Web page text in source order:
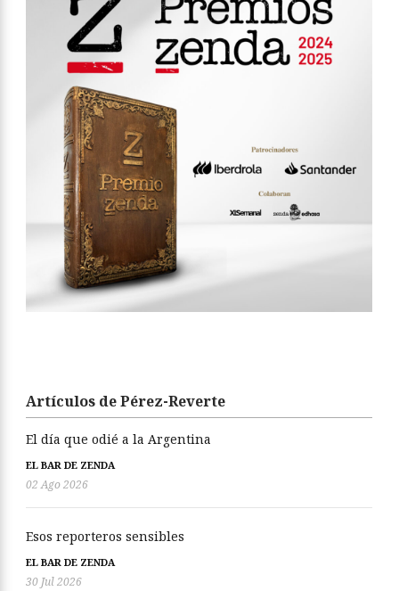
Artículos de Pérez-Reverte
El día que odié a la Argentina
EL BAR DE ZENDA
02 Ago 2026
Esos reporteros sensibles
EL BAR DE ZENDA
30 Jul 2026